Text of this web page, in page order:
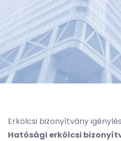
Erkölcsi bizonyítvány
Hatósági erkölcsi